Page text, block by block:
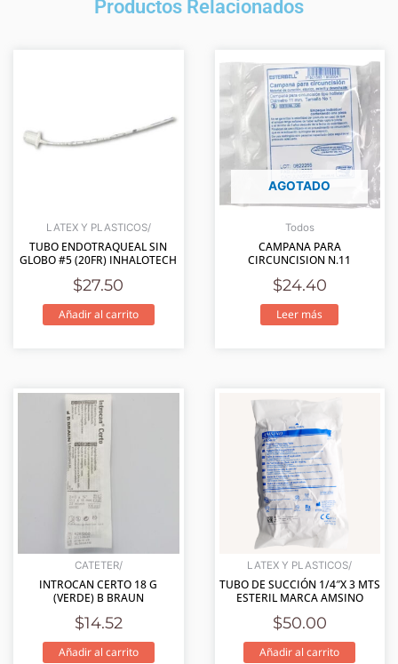
Productos Relacionados
LATEX Y PLASTICOS/
TUBO ENDOTRAQUEAL SIN
GLOBO #5 (20FR) INHALOTECH
$27.50
Añadir al carrito
AGOTADO
Todos
CAMPANA PARA
CIRCUNCISION N.11
$24.40
Leer más
CATETER/
INTROCAN CERTO 18 G
(VERDE) B BRAUN
$14.52
Añadir al carrito
LATEX Y PLASTICOS/
TUBO DE SUCCIÓN 1/4″X 3 MTS
ESTERIL MARCA AMSINO
$50.00
Añadir al carrito